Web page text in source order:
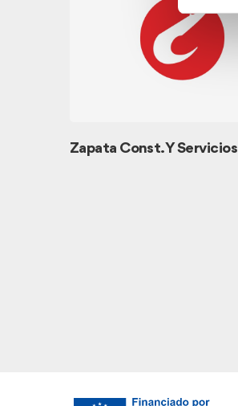
Zapata Const. Y Servicios